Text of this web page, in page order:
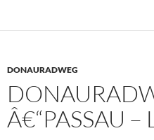
DONAURADWEG
Â€“PASSAU –